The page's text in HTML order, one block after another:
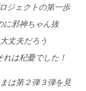
ジェクトの第一歩
に邪神ちゃん抜
丈夫だろう
は杞憂でした！
は第２弾３弾を見